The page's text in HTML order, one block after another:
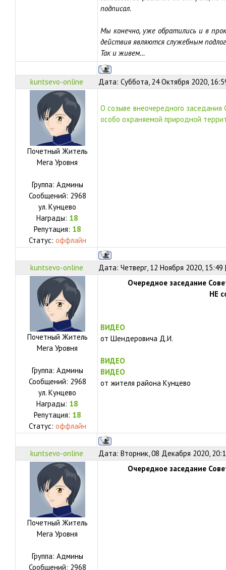
подписал.
Мы конечно, уже обратились и в
действия являются служебным
Так и живем…
kuntsevo-online Дата: Суббота, 24 Октября 2020,
Почетный Житель
Мега Уровня
Группа: Админы
Сообщений: 2968
ул. Кунцево
Награды: 18
Репутация: 18
Статус: оффлайн
О созыве внеочередного
особо охраняемой природной
kuntsevo-online Дата: Четверг, 12 Ноября 2020,
Почетный Житель
Мега Уровня
Группа: Админы
Сообщений: 2968
ул. Кунцево
Награды: 18
Репутация: 18
Статус: оффлайн
Очередное заседание
НЕ
ВИДЕО
от Шендеровича Д.И.
ВИДЕО
ВИДЕО
от жителя района Кунцево
kuntsevo-online Дата: Вторник, 08 Декабря 2020,
Почетный Житель
Мега Уровня
Группа: Админы
Сообщений: 2968
Очередное заседание